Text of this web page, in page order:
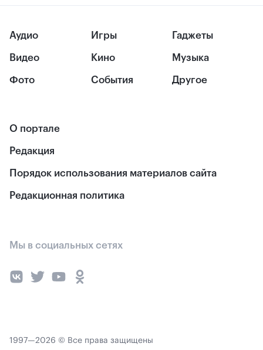
Аудио
Видео
Фото
Игры
Кино
События
Гаджеты
Музыка
Другое
О портале
Редакция
Порядок использования материалов сайта
Редакционная политика
Мы в социальных сетях
1997—2026 © Все права защищены